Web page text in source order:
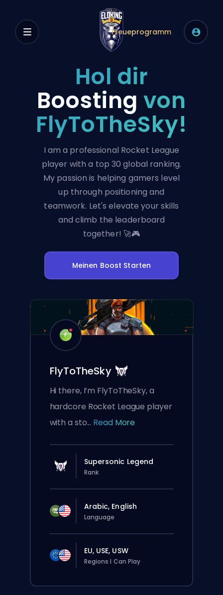
Treueprogramm
Hol dir
Boosting von
FlyToTheSky!
I am a professional Rocket League
player with a top 30 global ranking.
My passion is helping gamers level
up through positioning and
teamwork. Let's elevate your skills
and climb the leaderboard
together! 🚀🎮
Meinen Boost Starten
F
FlyToTheSky
Hi there, I’m FlyToTheSky, a
hardcore Rocket League player
with a sto... Read More
Supersonic Legend
Rank
Arabic, English
Language
EU, USE, USW
Regions I Can Play